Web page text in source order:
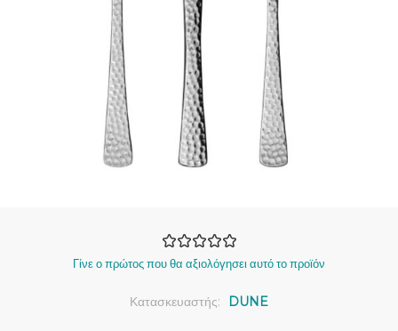
Γίνε ο πρώτος που θα αξιολόγησει αυτό το προϊόν
Κατασκευαστής: DUNE